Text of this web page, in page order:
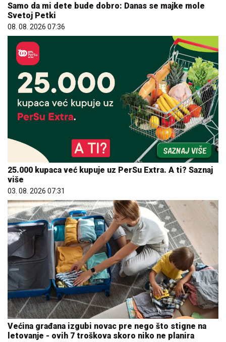
Samo da mi dete bude dobro: Danas se majke mole
Svetoj Petki
08. 08. 2026 07:36
25.000 kupaca već kupuje uz PerSu Extra. A ti? Saznaj
više
03. 08. 2026 07:31
Većina građana izgubi novac pre nego što stigne na
letovanje - ovih 7 troškova skoro niko ne planira